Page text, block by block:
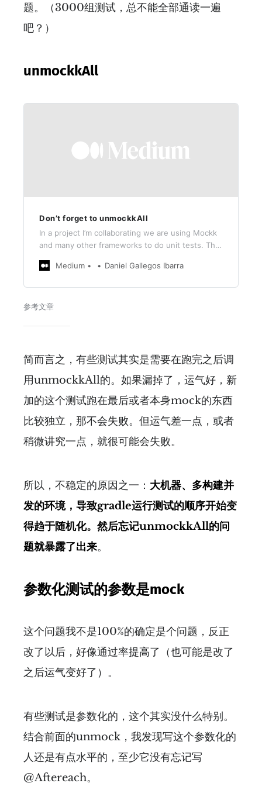
题。（3000组测试，总不能全部通读一遍
吧？）
unmockkAll
Don’t forget to unmockkAll
In a project I’m collaborating we are using Mockk
and many other frameworks to do unit tests. This
Medium
Daniel Gallegos Ibarra
参考文章
简而言之，有些测试其实是需要在跑完之后调
用unmockkAll的。如果漏掉了，运气好，新
加的这个测试跑在最后或者本身mock的东西
比较独立，那不会失败。但运气差一点，或者
稍微讲究一点，就很可能会失败。
所以，不稳定的原因之一： 大机器、多构建并
发的环境，导致gradle运行测试的顺序开始变
得趋于随机化。然后忘记unmockkAll的问
题就暴露了出来。
参数化测试的参数是mock
这个问题我不是100%的确定是个问题，反正
改了以后，好像通过率提高了（也可能是改了
之后运气变好了）。
有些测试是参数化的，这个其实没什么特别。
结合前面的unmock，我发现写这个参数化的
人还是有点水平的，至少它没有忘记写
@Aftereach。